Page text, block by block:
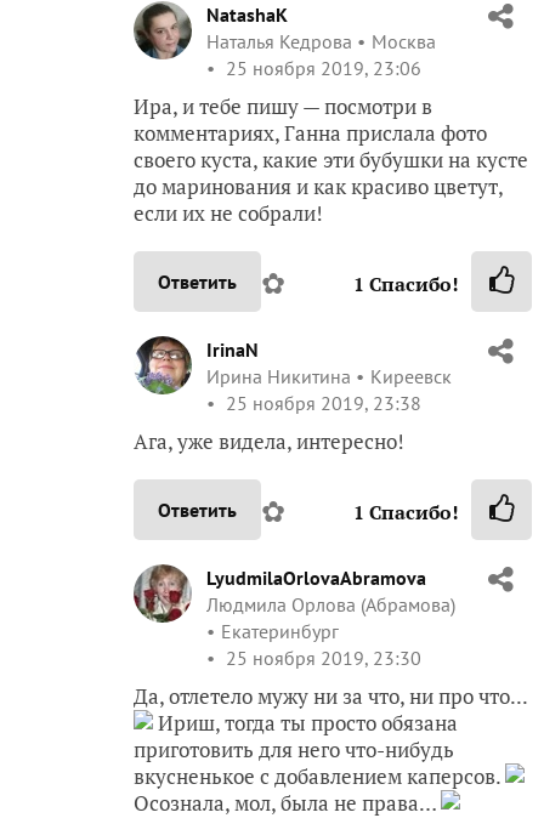
NatashaK
Наталья Кедрова
Москва
25 ноября 2019, 23:06
Ира, и тебе пишу — посмотри в
комментариях, Ганна прислала фото
своего куста, какие эти бубушки на кусте
до маринования и как красиво цветут,
если их не собрали!
Ответить ✿ 1 Спасибо!
IrinaN
Ирина Никитина
Киреевск
25 ноября 2019, 23:38
Ага, уже видела, интересно!
Ответить ✿ 1 Спасибо!
LyudmilaOrlovaAbramova
Людмила Орлова (Абрамова)
Екатеринбург
25 ноября 2019, 23:30
Да, отлетело мужу ни за что, ни про что...
Ириш, тогда ты просто обязана
приготовить для него что-нибудь
вкусненькое с добавлением каперсов.
Осознала, мол, была не права…